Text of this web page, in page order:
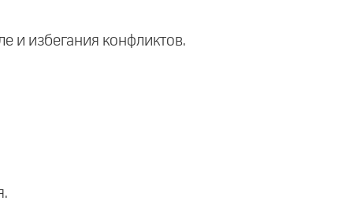
и избегания конфликтов.